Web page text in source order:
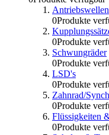
Antriebswellen
0Produkte
0Produkte
Schwungräder
0Produkte
LSD's
0Produkte
Zahnrad/
0Produkte
Flüssigkeiten
0Produkte